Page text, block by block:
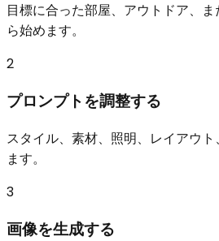
目標に合った部屋、アウトドア、
ら始めます。
2
プロンプトを調整する
スタイル、素材、照明、レイアウ
ます。
3
画像を生成する